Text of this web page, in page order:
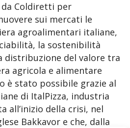
Coldiretti per
sui mercati le
agroalimentari italiane,
la sostenibilità
distribuzione del valore tra
agricola e alimentare
è stato possibile grazie al
di ItalPizza, industria
all’inizio della crisi, nel
Bakkavor e che, dalla